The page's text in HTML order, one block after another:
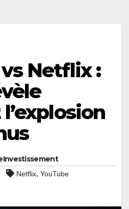
Netflix :
Netflix, YouTube